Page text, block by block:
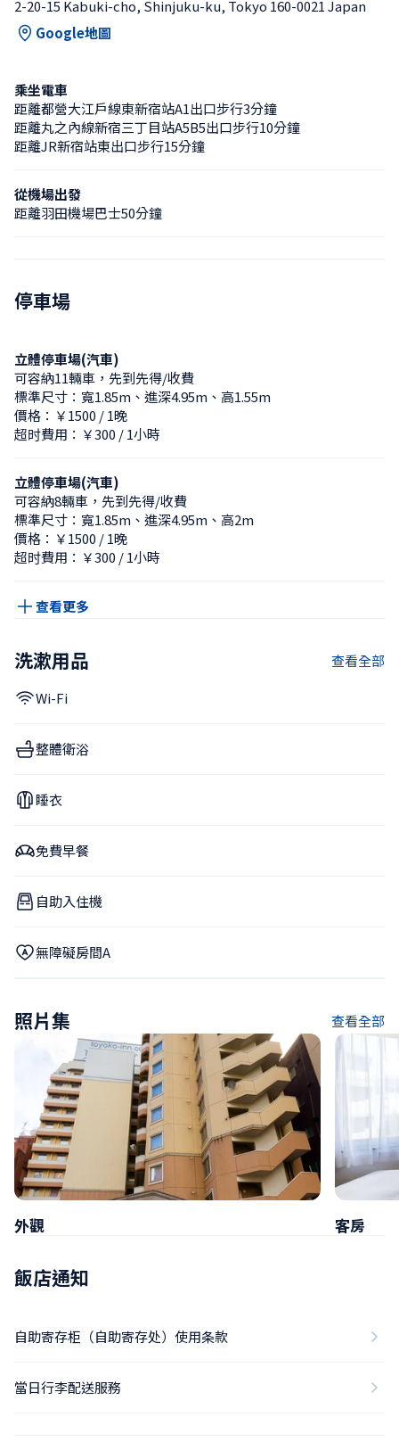
2-20-15 Kabuki-cho, Shinjuku-ku, Tokyo 160-0021 Japan
Google地圖
乘坐電車
距離都營大江戶線東新宿站A1出口步行3分鐘
距離丸之內線新宿三丁目站A5B5出口步行10分鐘
距離JR新宿站東出口步行15分鐘
從機場出發
距離羽田機場巴士50分鐘
停車場
立體停車場(汽車)
可容納11輛車，先到先得/收費
標準尺寸：寬1.85m、進深4.95m、高1.55m
價格：￥1500 / 1晚
超时費用：￥300 / 1小時
立體停車場(汽車)
可容納8輛車，先到先得/收費
標準尺寸：寬1.85m、進深4.95m、高2m
價格：￥1500 / 1晚
超时費用：￥300 / 1小時
查看更多
洗漱用品 查看全部
Wi-Fi
整體衛浴
睡衣
免費早餐
自助入住機
無障礙房間A
照片集 查看全部
外觀 客房
飯店通知
自助寄存柜（自助寄存处）使用条款
當日行李配送服務